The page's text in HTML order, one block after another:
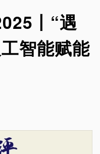
丨“遇
智能赋能